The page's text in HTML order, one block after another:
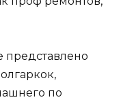
представлено
по